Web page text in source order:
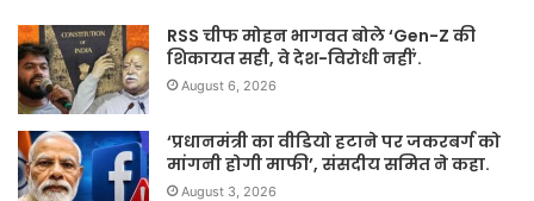
RSS चीफ मोहन भागवत बोले ‘Gen-Z की
शिकायत सही, वे देश-विरोधी नहीं’.
August 6, 2026
‘प्रधानमंत्री का वीडियो हटाने पर जकरबर्ग को
मांगनी होगी माफी’, संसदीय समित ने कहा.
August 3, 2026